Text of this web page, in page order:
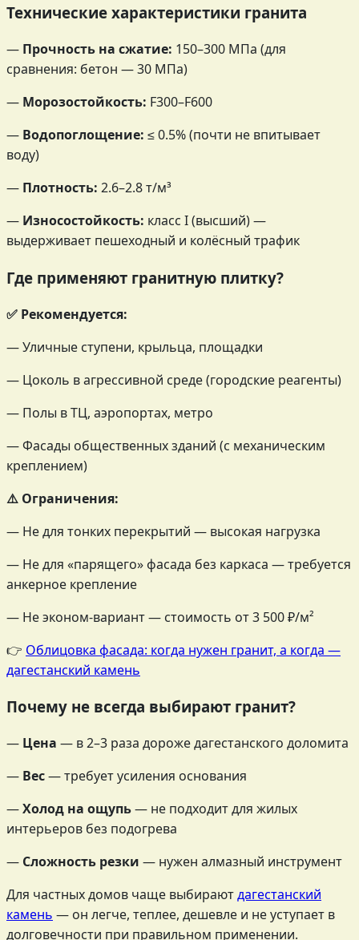
Технические характеристики гранита
— Прочность на сжатие: 150–300 МПа (для
сравнения: бетон — 30 МПа)
— Морозостойкость: F300–F600
— Водопоглощение: ≤ 0.5% (почти не впитывает
воду)
— Плотность: 2.6–2.8 т/м³
— Износостойкость: класс I (высший) —
выдерживает пешеходный и колёсный трафик
Где применяют гранитную плитку?
✅ Рекомендуется:
— Уличные ступени, крыльца, площадки
— Цоколь в агрессивной среде (городские реагенты)
— Полы в ТЦ, аэропортах, метро
— Фасады общественных зданий (с механическим
креплением)
⚠️ Ограничения:
— Не для тонких перекрытий — высокая нагрузка
— Не для «парящего» фасада без каркаса — требуется
анкерное крепление
— Не эконом-вариант — стоимость от 3 500 ₽/м²
👉 Облицовка фасада: когда нужен гранит, а когда —
дагестанский камень
Почему не всегда выбирают гранит?
— Цена — в 2–3 раза дороже дагестанского доломита
— Вес— требует усиления основания
—Холод на ощупь— не подходит для жилых
интерьеров без подогрева
— Сложность резки — нужен алмазный инструмент
Для частных домов чаще выбираютдагестанский
камень — он легче, теплее, дешевле и не уступает в
долговечности при правильном применении.